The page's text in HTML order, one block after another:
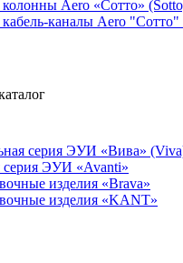
Aero «Сотто»
каналы Aero "Сотто"
серия ЭУИ «Вива»
серия ЭУИ «Avanti»
изделия «Brava»
изделия «KANT»